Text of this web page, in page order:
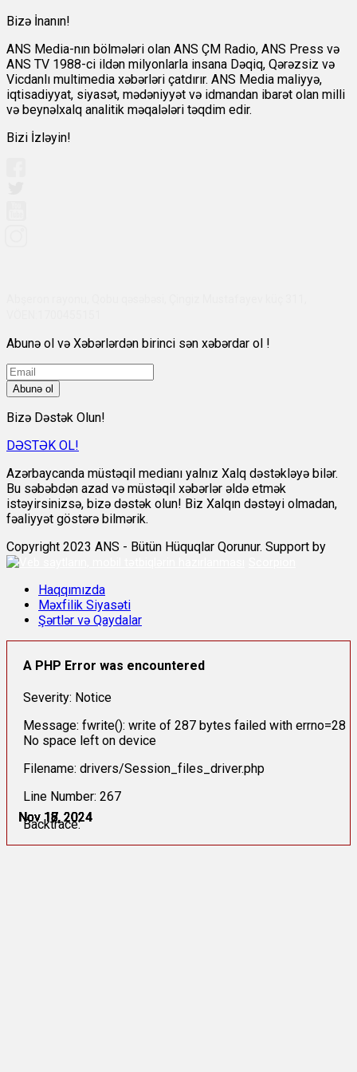
Nov 16, 2024
Nov 17, 2024
Nov 17, 2024
Nov 18, 2024
Nov 18, 2024
Nov 18, 2024
Bizə İnanın!
ANS Media-nın bölmələri olan ANS ÇM Radio, ANS Press və
ANS TV 1988-ci ildən milyonlarla insana Dəqiq, Qərəzsiz və
Vicdanlı multimedia xəbərləri çatdırır. ANS Media maliyyə,
iqtisadiyyat, siyasət, mədəniyyət və idmandan ibarət olan milli
və beynəlxalq analitik məqalələri təqdim edir.
Bizi İzləyin!
Abunə ol və Xəbərlərdən birinci sən xəbərdar ol !
Abunə ol
Bizə Dəstək Olun!
DƏSTƏK OL!
Azərbaycanda müstəqil medianı yalnız Xalq dəstəkləyə bilər.
Bu səbəbdən azad və müstəqil xəbərlər əldə etmək
istəyirsinizsə, bizə dəstək olun! Biz Xalqın dəstəyi olmadan,
fəaliyyət göstərə bilmərik.
Copyright 2023 ANS - Bütün Hüquqlar Qorunur. Support by
Haqqımızda
Məxfilik Siyasəti
Şərtlər və Qaydalar
A PHP Error was encountered
Severity: Notice
Message: fwrite(): write of 287 bytes failed with errno=28
No space left on device
Filename: drivers/Session_files_driver.php
Line Number: 267
Backtrace: